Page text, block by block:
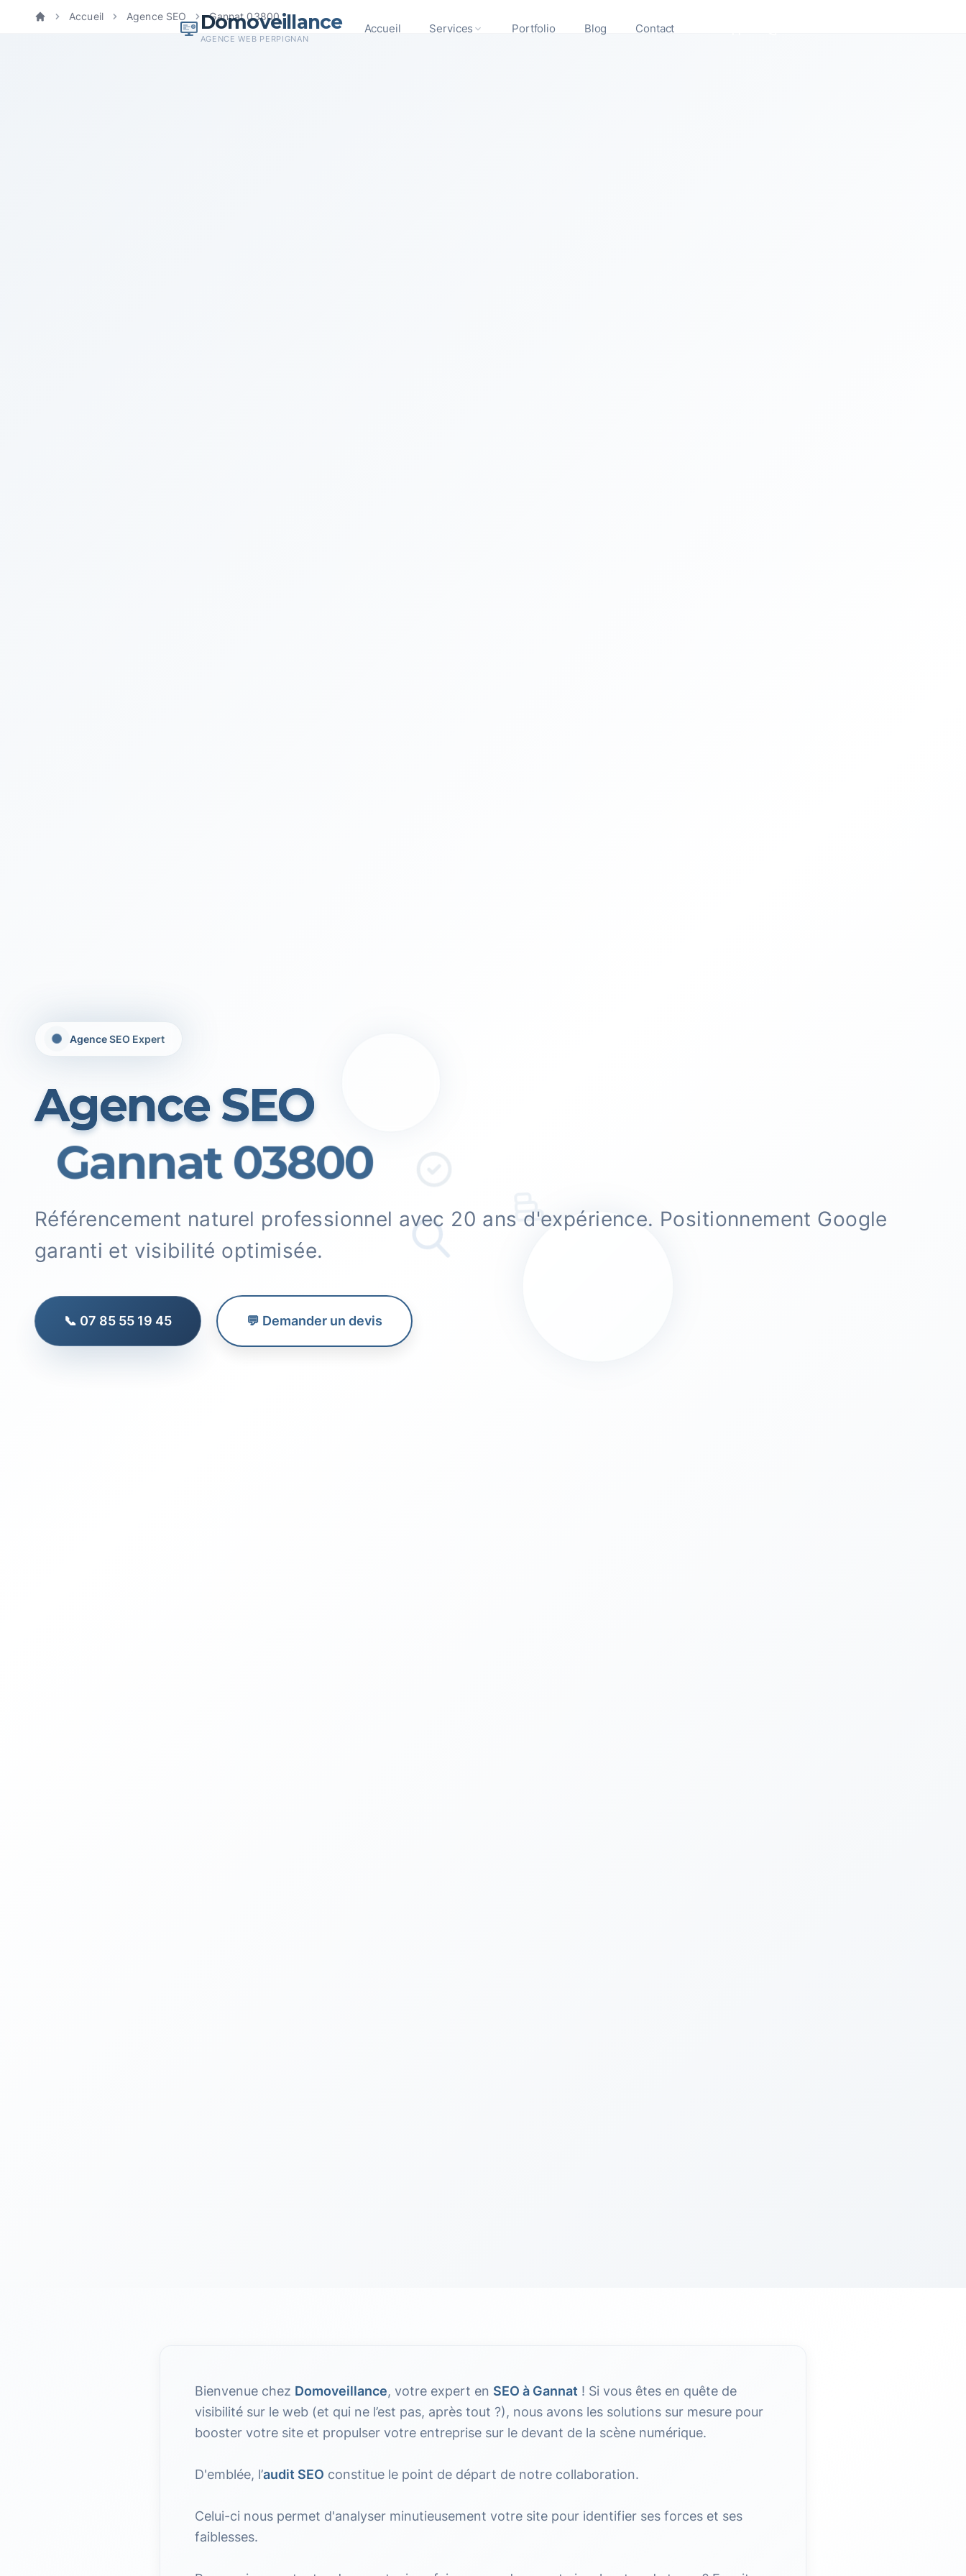
Domoveillance
AGENCE WEB PERPIGNAN
Accueil Services Portfolio Blog Contact
Accueil Agence SEO Gannat 03800
Agence SEO Expert
Agence SEO
Gannat 03800
Référencement naturel professionnel avec 20 ans d'expérience. Positionnement Google
garanti et visibilité optimisée.
📞 07 85 55 19 45 💬 Demander un devis
Bienvenue chez Domoveillance, votre expert en SEO à Gannat ! Si vous êtes en quête de
visibilité sur le web (et qui ne l’est pas, après tout ?), nous avons les solutions sur mesure pour
booster votre site et propulser votre entreprise sur le devant de la scène numérique.
D'emblée, l’audit SEO constitue le point de départ de notre collaboration.
Celui-ci nous permet d'analyser minutieusement votre site pour identifier ses forces et ses
faiblesses.